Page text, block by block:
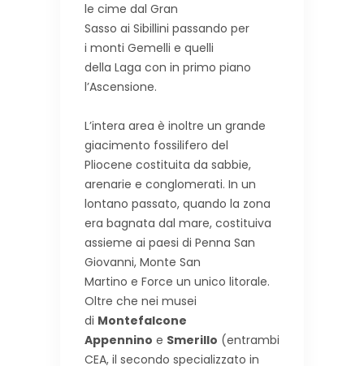
le cime dal Gran
Sasso ai Sibillini passando per
i monti Gemelli e quelli
della Laga con in primo piano
l’Ascensione.
L’intera area è inoltre un grande
giacimento fossilifero del
Pliocene costituita da sabbie,
arenarie e conglomerati. In un
lontano passato, quando la zona
era bagnata dal mare, costituiva
assieme ai paesi di Penna San
Giovanni, Monte San
Martino e Force un unico litorale.
Oltre che nei musei
di Montefalcone
Appennino e Smerillo (entrambi
CEA, il secondo specializzato in